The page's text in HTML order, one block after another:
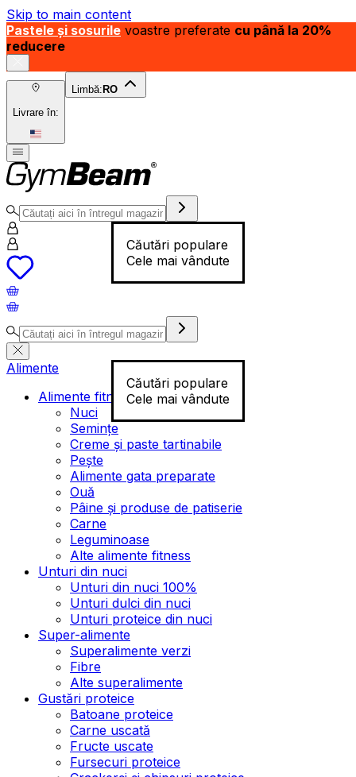
Skip to main content
Pastele și sosurile voastre preferate cu până la 20%
reducere
Livrare în:
Limbă: RO
Căutări populare
Cele mai vândute
Căutări populare
Cele mai vândute
Alimente
Alimente fitness
Nuci
Semințe
Creme și paste tartinabile
Pește
Alimente gata preparate
Ouă
Pâine și produse de patiserie
Carne
Leguminoase
Alte alimente fitness
Unturi din nuci
Unturi din nuci 100%
Unturi dulci din nuci
Unturi proteice din nuci
Super-alimente
Superalimente verzi
Fibre
Alte superalimente
Gustări proteice
Batoane proteice
Carne uscată
Fructe uscate
Fursecuri proteice